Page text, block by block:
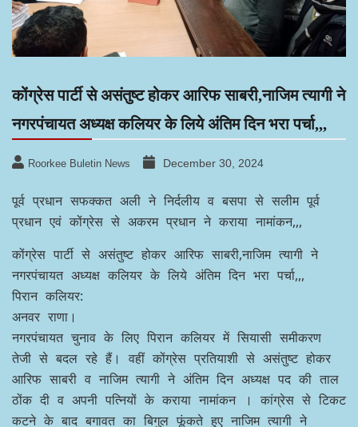
कोंग्रेस पार्टी से असंतुष्ट होकर आरिफ साबरी,नाजिम त्यागी ने
नगरपंचायत अध्यक्ष कलियर के लिये अंतिम दिन भरा पर्चा,,,
Roorkee Buletin News December 30, 2024
पूर्व प्रधान सफक्कत अली ने निर्दलीय व बसपा से सलीम पूर्व
प्रधान एवं कोंग्रेस से अकरम प्रधान ने कराया नामांकन,,,
कोंग्रेस पार्टी से असंतुष्ट होकर आरिफ साबरी,नाजिम त्यागी ने
नगरपंचायत अध्यक्ष कलियर के लिये अंतिम दिन भरा पर्चा,,,
पिरान कलियर:
अनवर राणा।
नगरपंचायत चुनाव के लिए पिरान कलियर में सियासी समीकरण
तेजी से बदल रहे हैं। वहीं कोंग्रेस प्रतियाशी से असंतुष्ट होकर
आरिफ साबरी व नाजिम त्यागी ने अंतिम दिन अध्यक्ष पद की ताल
ठोंक दी व अपनी पत्नियों के कराया नामांकन । कांग्रेस से टिकट
कटने के बाद बगावत का बिगुल फूंकते हुए नाजिम त्यागी ने